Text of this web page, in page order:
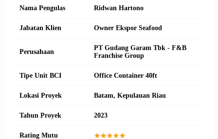
Nama Pengulas Ridwan Hartono
Jabatan Klien Owner Ekspor Seafood
Perusahaan
PT Gudang Garam Tbk - F&B
Franchise Group
Tipe Unit BCI Office Container 40ft
Lokasi Proyek Batam, Kepulauan Riau
Tahun Proyek 2023
Rating Mutu ★★★★★